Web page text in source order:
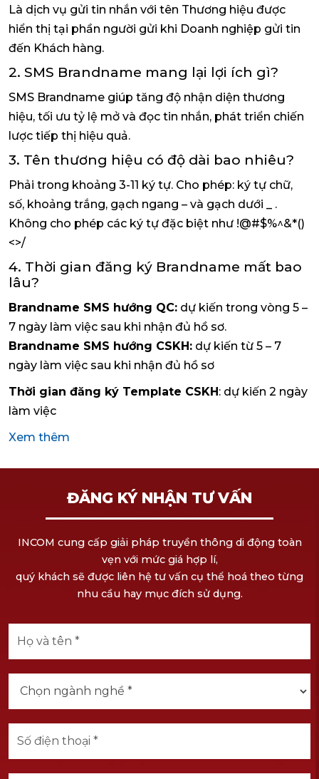
Là dịch vụ gửi tin nhắn với tên Thương hiệu được
hiển thị tại phần người gửi khi Doanh nghiệp gửi tin
đến Khách hàng.
2. SMS Brandname mang lại lợi ích gì?
SMS Brandname giúp tăng độ nhận diện thương
hiệu, tối ưu tỷ lệ mở và đọc tin nhắn, phát triển chiến
lược tiếp thị hiệu quả.
3. Tên thương hiệu có độ dài bao nhiêu?
Phải trong khoảng 3-11 ký tự. Cho phép: ký tự chữ,
số, khoảng trắng, gạch ngang – và gạch dưới _ .
Không cho phép các ký tự đặc biệt như !@#$%^&*()
<>/
4. Thời gian đăng ký Brandname mất bao
lâu?
Brandname SMS hướng QC: dự kiến trong vòng 5 –
7 ngày làm việc sau khi nhận đủ hồ sơ.
Brandname SMS hướng CSKH: dự kiến từ 5 – 7
ngày làm việc sau khi nhận đủ hồ sơ
Thời gian đăng ký Template CSKH: dự kiến 2 ngày
làm việc
Xem thêm
ĐĂNG KÝ NHẬN TƯ VẤN
INCOM cung cấp giải pháp truyền thông di động toàn
vẹn với mức giá hợp lí,
quý khách sẽ được liên hệ tư vấn cụ thể hoá theo từng
nhu cầu hay mục đích sử dụng.